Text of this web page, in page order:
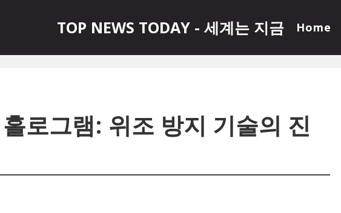
TOP NEWS TODAY - 세계는 지금 Home
로그램: 위조 방지 기술의 진